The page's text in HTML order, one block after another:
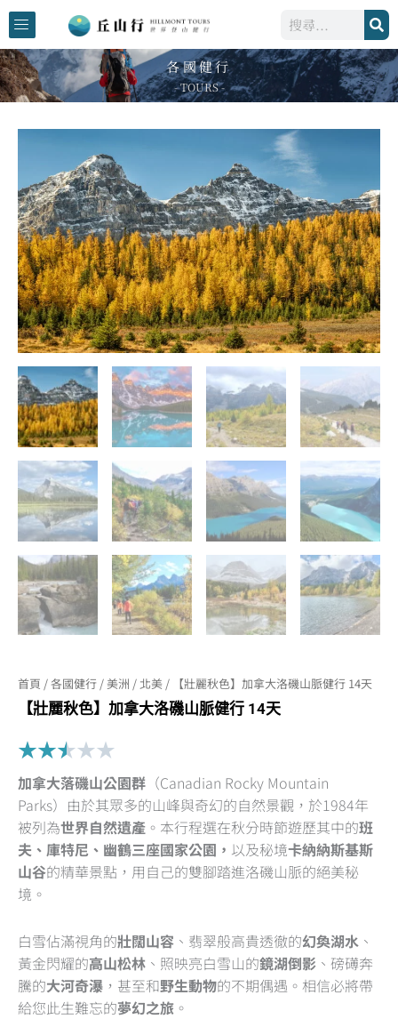
跳
至
主
要
內
搜
各國健行
- TOURS -
首頁 /各國健行 /美洲 / 北美 / 【壯麗秋色】加拿大洛磯山脈健行 14天
【壯麗秋色】加拿大洛磯山脈健行 14天
★★★★★
2.5
out
of
5
加拿大落磯山公園群 （Canadian Rocky Mountain
Parks）由於其眾多的山峰與奇幻的自然景觀，於1984年
被列為世界自然遺產 。本行程選在秋分時節遊歷其中的班
夫、庫特尼、幽鶴三座國家公園， 以及秘境卡納納斯基斯
山谷的精華景點，用自己的雙腳踏進洛磯山脈的絕美秘
境。
白雪佔滿視角的壯闊山容 、翡翠般高貴透徹的幻奐湖水 、
黃金閃耀的高山松林 、照映亮白雪山的鏡湖倒影 、磅礡奔
騰的大河奇瀑 ，甚至和野生動物的不期偶遇。相信必將帶
給您此生難忘的夢幻之旅 。